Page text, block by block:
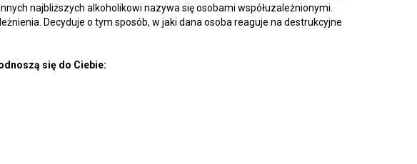
najbliższych alkoholikowi nazywa się osobami współuzależnionymi.
Decyduje o tym sposób, w jaki dana osoba reaguje na destrukcyjne
się do Ciebie: